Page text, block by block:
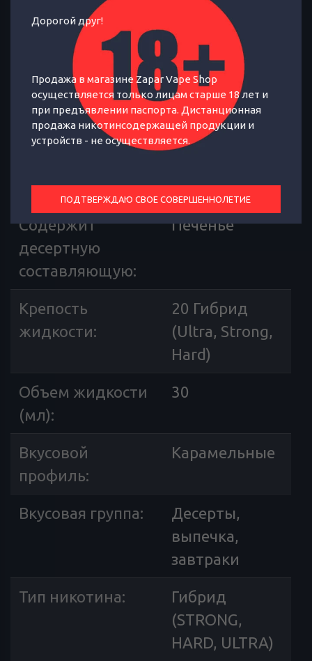
Свежеиспеченное карамельное
ХАРАКТЕРИСТИКИ
производителя:
Содержит
десертную
составляющую:
Печенье
Крепость
жидкости:
20 Гибрид
(Ultra, Strong,
Hard)
Объем жидкости
(мл):
30
Вкусовой
профиль:
Карамельные
Вкусовая группа:
Десерты,
выпечка,
завтраки
Тип никотина:
Гибрид
(STRONG,
HARD, ULTRA)
Дорогой друг!
Продажа в магазине Zapar Vape Shop
осуществляется только лицам старше 18 лет и
при предъявлении паспорта. Дистанционная
продажа никотинсодержащей продукции и
устройств - не осуществляется.
ПОДТВЕРЖДАЮ СВОЕ СОВЕРШЕННОЛЕТИЕ